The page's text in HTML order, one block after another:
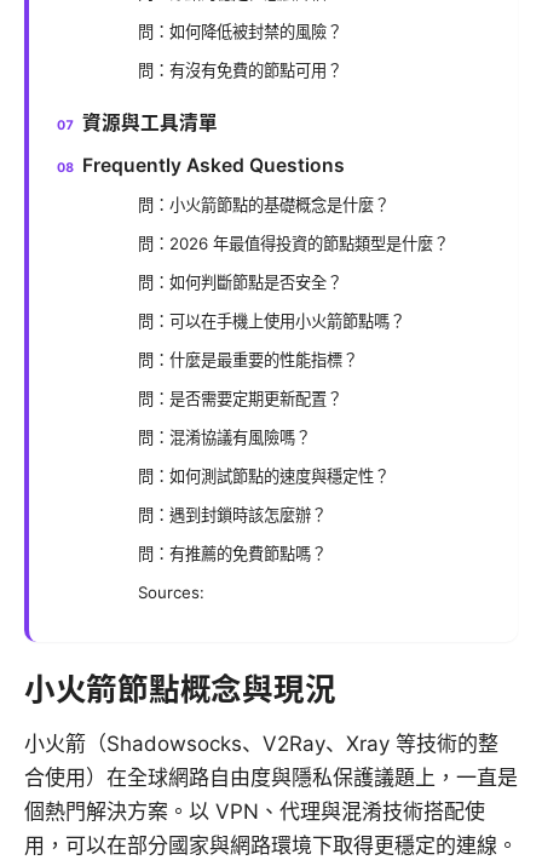
問：如何降低被封禁的風險？
問：有沒有免費的節點可用？
資源與工具清單
Frequently Asked Questions
問：小火箭節點的基礎概念是什麼？
問：2026 年最值得投資的節點類型是什麼？
問：如何判斷節點是否安全？
問：可以在手機上使用小火箭節點嗎？
問：什麼是最重要的性能指標？
問：是否需要定期更新配置？
問：混淆協議有風險嗎？
問：如何測試節點的速度與穩定性？
問：遇到封鎖時該怎麼辦？
問：有推薦的免費節點嗎？
Sources:
小火箭節點概念與現況
小火箭（Shadowsocks、V2Ray、Xray 等技術的整
合使用）在全球網路自由度與隱私保護議題上，一直是
個熱門解決方案。以 VPN、代理與混淆技術搭配使
用，可以在部分國家與網路環境下取得更穩定的連線。